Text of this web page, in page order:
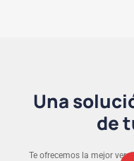
Una
de
Te ofrecemos la mejor